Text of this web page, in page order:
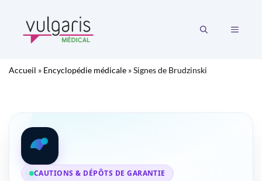
contenu
MENU
Accueil » Encyclopédie médicale »Signes de Brudzinski
CAUTIONS & DÉPÔTS DE GARANTIE